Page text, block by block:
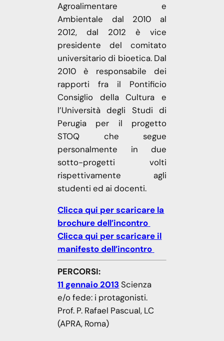
Agroalimentare e
Ambientale dal 2010 al
2012, dal 2012 è vice
presidente del comitato
universitario di bioetica. Dal
2010 è responsabile dei
rapporti fra il Pontificio
Consiglio della Cultura e
l’Università degli Studi di
Perugia per il progetto
STOQ che segue
personalmente in due
sotto-progetti volti
rispettivamente agli
studenti ed ai docenti.
Clicca qui per scaricare la
brochure dell’incontro
Clicca qui per scaricare il
manifesto dell’incontro
PERCORSI:
11 gennaio 2013 Scienza
e/o fede: i protagonisti.
Prof. P. Rafael Pascual, LC
(APRA, Roma)